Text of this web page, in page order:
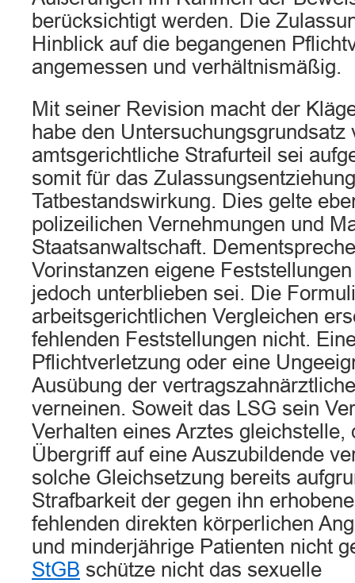
berücksichtigt werden. Die
Hinblick auf die begangenen
angemessen und verhältnismäßig.
Mit seiner Revision macht der
habe den Untersuchungsgrundsatz
amtsgerichtliche Strafurteil sei
somit für das
Tatbestandswirkung. Dies gelte
polizeilichen Vernehmungen und
Staatsanwaltschaft.
Vorinstanzen eigene
jedoch unterblieben sei. Die
arbeitsgerichtlichen Vergleichen
fehlenden Feststellungen nicht.
Pflichtverletzung oder eine
Ausübung der
verneinen. Soweit das LSG sein
Verhalten eines Arztes gleichstelle,
Übergriff auf eine Auszubildende
solche Gleichsetzung bereits
Strafbarkeit der gegen ihn
fehlenden direkten körperlichen
und minderjährige Patienten nicht
StGB schütze nicht das sexuelle